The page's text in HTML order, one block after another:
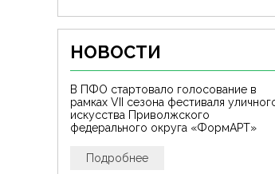
НОВОСТИ
В ПФО стартовало голосование в
рамках VII сезона фестиваля
искусства Приволжского
федерального округа «ФормАРТ»
Подробнее